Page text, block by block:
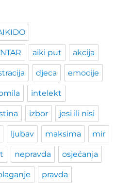
aiki put akcija
djeca emocije
intelekt
izbor jesi ili nisi
ljubav maksima mir
nepravda osjećanja
pravda